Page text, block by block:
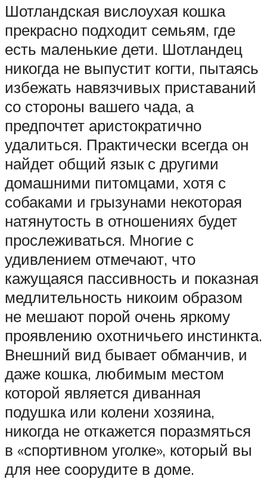
Шотландская вислоухая кошка
прекрасно подходит семьям, где
есть маленькие дети. Шотландец
никогда не выпустит когти, пытаясь
избежать навязчивых приставаний
со стороны вашего чада, а
предпочтет аристократично
удалиться. Практически всегда он
найдет общий язык с другими
домашними питомцами, хотя с
собаками и грызунами некоторая
натянутость в отношениях будет
прослеживаться. Многие с
удивлением отмечают, что
кажущаяся пассивность и показная
медлительность никоим образом
не мешают порой очень яркому
проявлению охотничьего инстинкта.
Внешний вид бывает обманчив, и
даже кошка, любимым местом
которой является диванная
подушка или колени хозяина,
никогда не откажется поразмяться
в «спортивном уголке», который вы
для нее соорудите в доме.